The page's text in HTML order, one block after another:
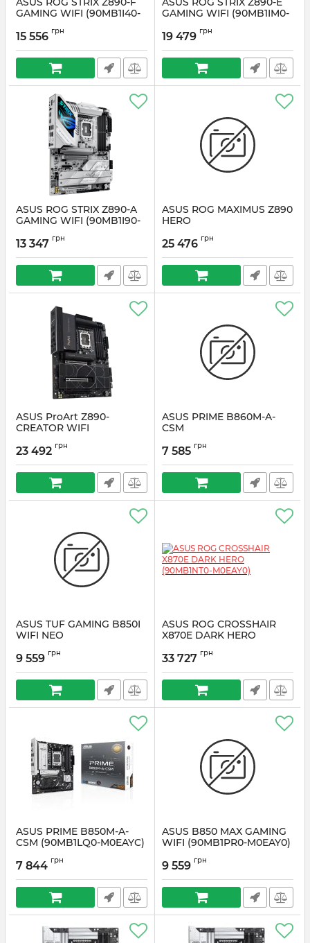
GAMING WIFI (90MB1I40-
Артикул: #6623
15 556 грн
GAMING WIFI (90MB1IM0-
Артикул: #6622
19 479 грн
ASUS ROG STRIX Z890-A
GAMING WIFI (90MB1I90-
Артикул: #6621
13 347 грн
ASUS ROG MAXIMUS Z890
HERO
25 476 грн
ASUS ProArt Z890-
CREATOR WIFI
Артикул: #6619
23 492 грн
ASUS PRIME B860M-A-
CSM
7 585 грн
ASUS TUF GAMING B850I
WIFI NEO
9 559 грн
ASUS ROG CROSSHAIR
X870E DARK HERO
Артикул: #6590
33 727 грн
ASUS PRIME B850M-A-
CSM (90MB1LQ0-M0EAYC)
7 844 грн
ASUS B850 MAX GAMING
WIFI (90MB1PR0-M0EAY0)
9 559 грн